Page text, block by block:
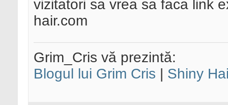
vizitatori sa vrea sa faca link
hair.com
Grim_Cris vă prezintă:
Blogul lui Grim Cris
Shiny